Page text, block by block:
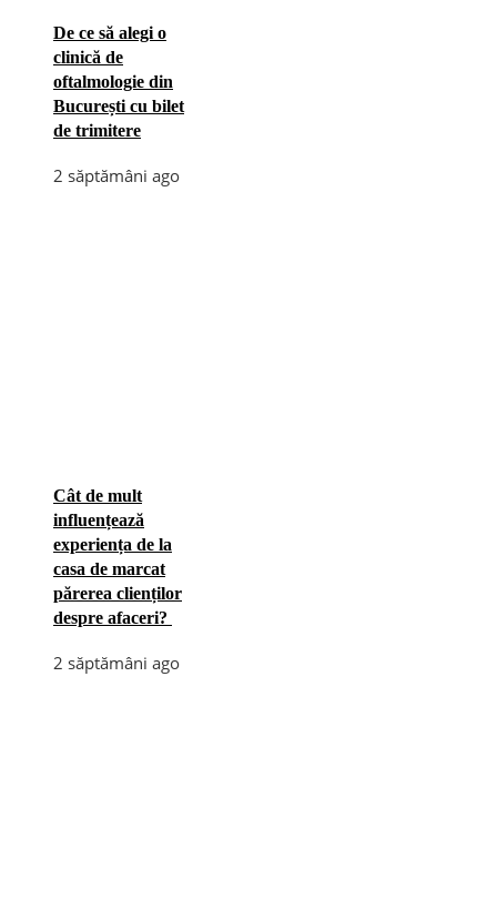
De ce să alegi o
clinică de
oftalmologie din
București cu bilet
de trimitere
2 săptămâni ago
Cât de mult
influențează
experiența de la
casa de marcat
părerea clienților
despre afaceri?
2 săptămâni ago